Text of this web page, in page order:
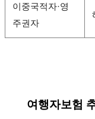
이중국적자·영
주권자
여행자보험